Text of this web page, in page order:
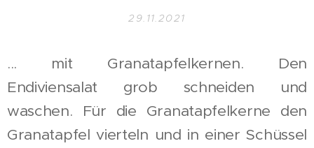
29.11.2021
... mit Granatapfelkernen. Den
Endiviensalat grob schneiden und
waschen. Für die Granatapfelkerne den
Granatapfel vierteln und in einer Schüssel